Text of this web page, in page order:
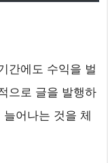
간에도 수익을 벌
으로 글을 발행하
어나는 것을 체